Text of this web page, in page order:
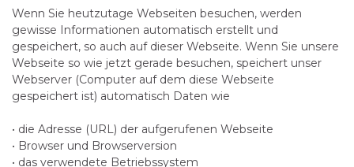
Wenn Sie heutzutage Webseiten besuchen, werden
gewisse Informationen automatisch erstellt und
gespeichert, so auch auf dieser Webseite. Wenn Sie unsere
Webseite so wie jetzt gerade besuchen, speichert unser
Webserver (Computer auf dem diese Webseite
gespeichert ist) automatisch Daten wie
• die Adresse (URL) der aufgerufenen Webseite
• Browser und Browserversion
• das verwendete Betriebssystem